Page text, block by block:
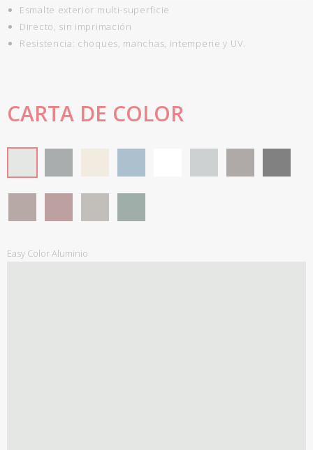
Esmalte exterior multi-superficie
Directo, sin imprimación
Resistencia: choques, manchas, intemperie y UV.
CARTA DE COLOR
Easy Color Aluminio